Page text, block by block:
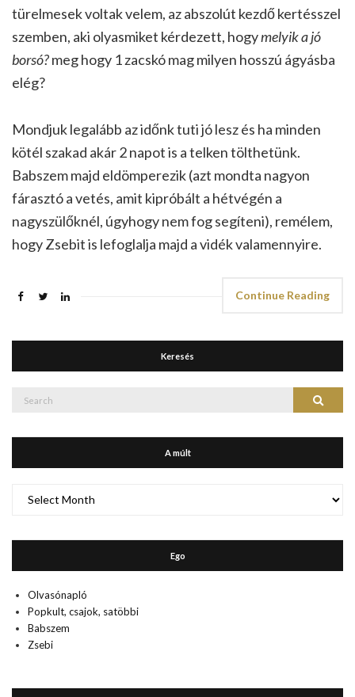
türelmesek voltak velem, az abszolút kezdő kertésszel
szemben, aki olyasmiket kérdezett, hogymelyik a jó
borsó?meg hogy 1 zacskó mag milyen hosszú ágyásba
elég?
Mondjuk legalább az időnk tuti jó lesz és ha minden
kötél szakad akár 2 napot is a telken tölthetünk.
Babszem majd eldömperezik (azt mondta nagyon
fárasztó a vetés, amit kipróbált a hétvégén a
nagyszülőknél, úgyhogy nem fog segíteni), remélem,
hogy Zsebit is lefoglalja majd a vidék valamennyire.
Continue Reading
Keresés
Search
A múlt
múlt
Ego
Olvasónapló
Popkult, csajok, satöbbi
Babszem
Zsebi